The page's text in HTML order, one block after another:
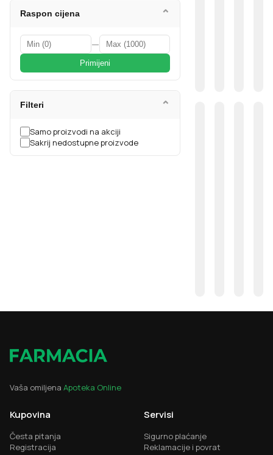
Raspon cijena ⌄
—
Primijeni
Filteri ⌄
Samo proizvodi na akciji
Sakrij nedostupne proizvode
Vaša omiljena Apoteka Online
Kupovina
Česta pitanja
Registracija
Servisi
Sigurno plaćanje
Reklamacije i povrat